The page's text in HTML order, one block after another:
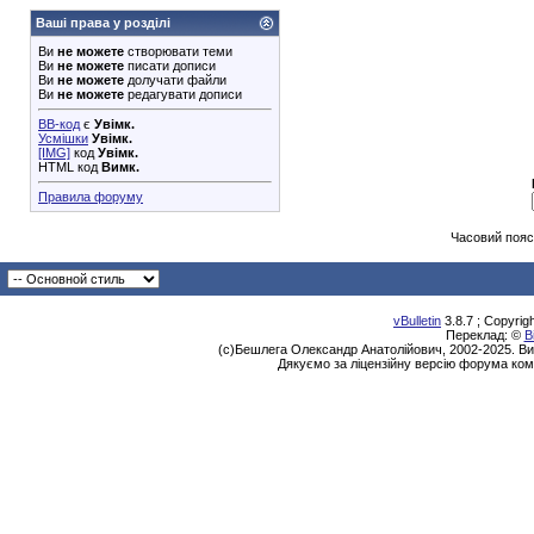
Ваші права у розділі
Ви не можете створювати теми
Ви не можете писати дописи
Ви не можете долучати файли
Ви не можете редагувати дописи
BB-код є Увімк.
Усмішки Увімк.
[IMG] код Увімк.
HTML код Вимк.
Правила форуму
Часовий
vBulletin 3.8.7 ;
Переклад: ©
(с)Бешлега Олександр Анатолійович, 2002-2025.
Дякуємо за ліцензійну версію форума